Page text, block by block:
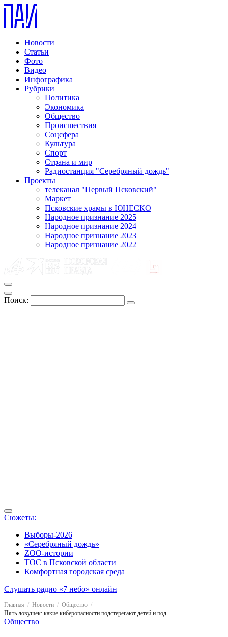
Новости
Статьи
Фото
Видео
Инфографика
Рубрики
Политика
Экономика
Общество
Происшествия
Соцсфера
Культура
Спорт
Страна и мир
Радиостанция "Серебряный дождь"
Проекты
телеканал "Первый Псковский"
Маркет
Псковские храмы в ЮНЕСКО
Народное признание 2025
Народное признание 2024
Народное признание 2023
Народное признание 2022
Поиск:
Сюжеты:
Выборы-2026
«Серебряный дождь»
ZOO-истории
ТОС в Псковской области
Комфортная городская среда
Слушать радио «7 небо» онлайн
Главная Новости
Общество
Пять ловушек: какие киберопасности подстерегают детей и подростков на каникулах
Общество